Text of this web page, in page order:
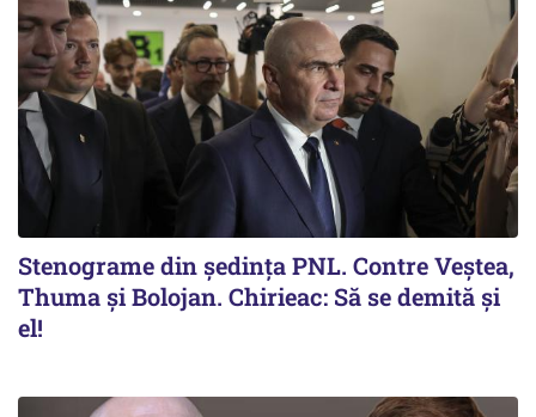
Stenograme din ședința PNL. Contre Veștea,
Thuma și Bolojan. Chirieac: Să se demită și
el!